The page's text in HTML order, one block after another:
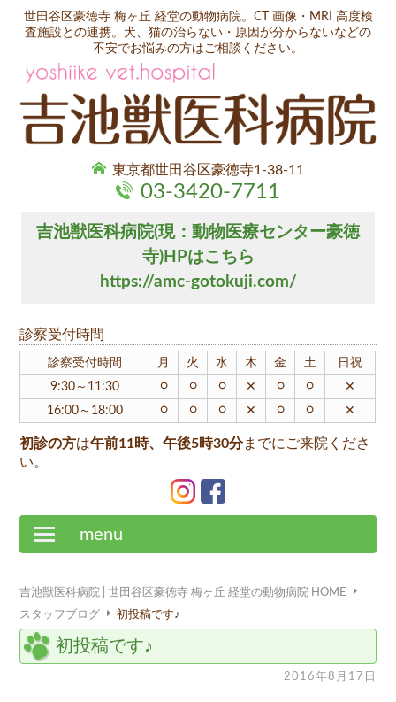
世田谷区豪徳寺 梅ヶ丘 経堂の動物病院。CT 画像・MRI 高度検
査施設との連携。犬、猫の治らない・原因が分からないなどの
不安でお悩みの方はご相談ください。
東京都世田谷区豪徳寺1-38-11
03-3420-7711
吉池獣医科病院(現：動物医療センター豪徳
寺)HPはこちら
https://amc-gotokuji.com/
診察受付時間
診察受付時間 月 火 水 木 金 土
日祝
9:30～11:30
○ ○ ○ ✕ ○ ○
✕
16:00～18:00
○ ○ ○ ✕ ○ ○ ✕
初診の方は午前11時、午後5時30分までにご来院くださ
い。
menu
吉池獣医科病院 | 世田谷区豪徳寺 梅ヶ丘 経堂の動物病院 HOME
スタッフブログ
初投稿です♪
初投稿です♪
2016年8月17日